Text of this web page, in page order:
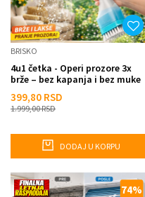
BRISKO
4u1 četka - Operi prozore 3x
brže – bez kapanja i bez muke
399,80 RSD
1.999,00RSD
DODAJ U KORPU
74%